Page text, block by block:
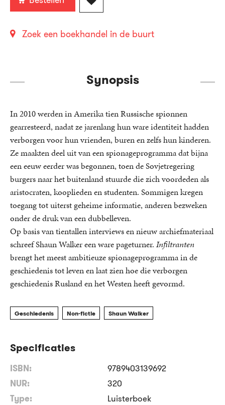
Zoek een boekhandel in de buurt
Synopsis
In 2010 werden in Amerika tien Russische spionnen
gearresteerd, nadat ze jarenlang hun ware identiteit hadden
verborgen voor hun vrienden, buren en zelfs hun kinderen.
Ze maakten deel uit van een spionageprogramma dat bijna
een eeuw eerder was begonnen, toen de Sovjetregering
burgers naar het buitenland stuurde die zich voordeden als
aristocraten, kooplieden en studenten. Sommigen kregen
toegang tot uiterst geheime informatie, anderen bezweken
onder de druk van een dubbelleven.
Op basis van tientallen interviews en nieuw archiefmateriaal
schreef Shaun Walker een ware pageturner. Infiltranten
brengt het meest ambitieuze spionageprogramma in de
geschiedenis tot leven en laat zien hoe die verborgen
geschiedenis Rusland en het Westen heeft gevormd.
Geschiedenis Non-fictie Shaun Walker
Specificaties
ISBN:
9789403139692
NUR:
320
Type:
Luisterboek